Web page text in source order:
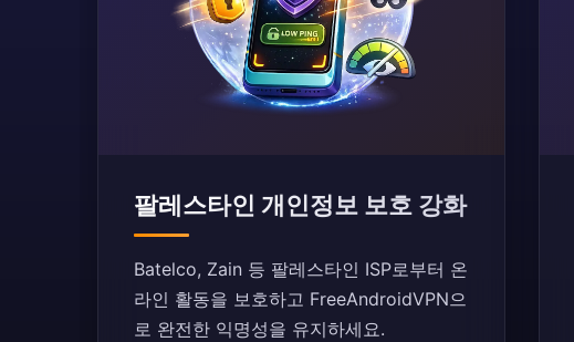
팔레스타인 개인정보 보호 강화
Batelco, Zain 등 팔레스타인 ISP로부터 온
라인 활동을 보호하고 FreeAndroidVPN으
로 완전한 익명성을 유지하세요.